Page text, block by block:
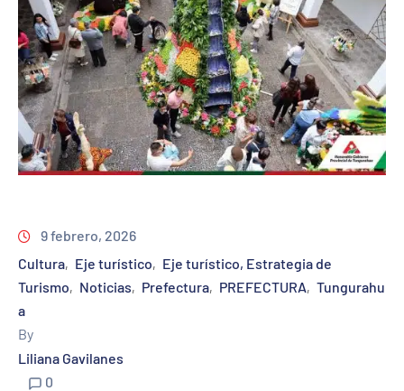
9 febrero, 2026
Cultura‚ Eje turístico‚ Eje turístico, Estrategia de
Turismo‚ Noticias‚ Prefectura‚ PREFECTURA‚ Tungurahu
a
By
Liliana Gavilanes
0